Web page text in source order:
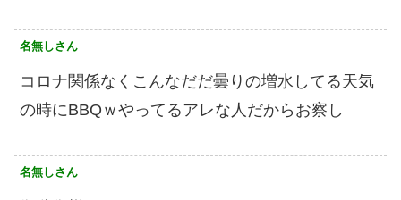
名無しさん
コロナ関係なくこんなだだ曇りの増水してる天気
の時にBBQｗやってるアレな人だからお察し
名無しさん